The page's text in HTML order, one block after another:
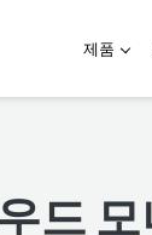
제품
드